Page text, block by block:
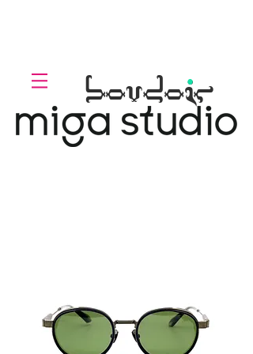
boudoir
.